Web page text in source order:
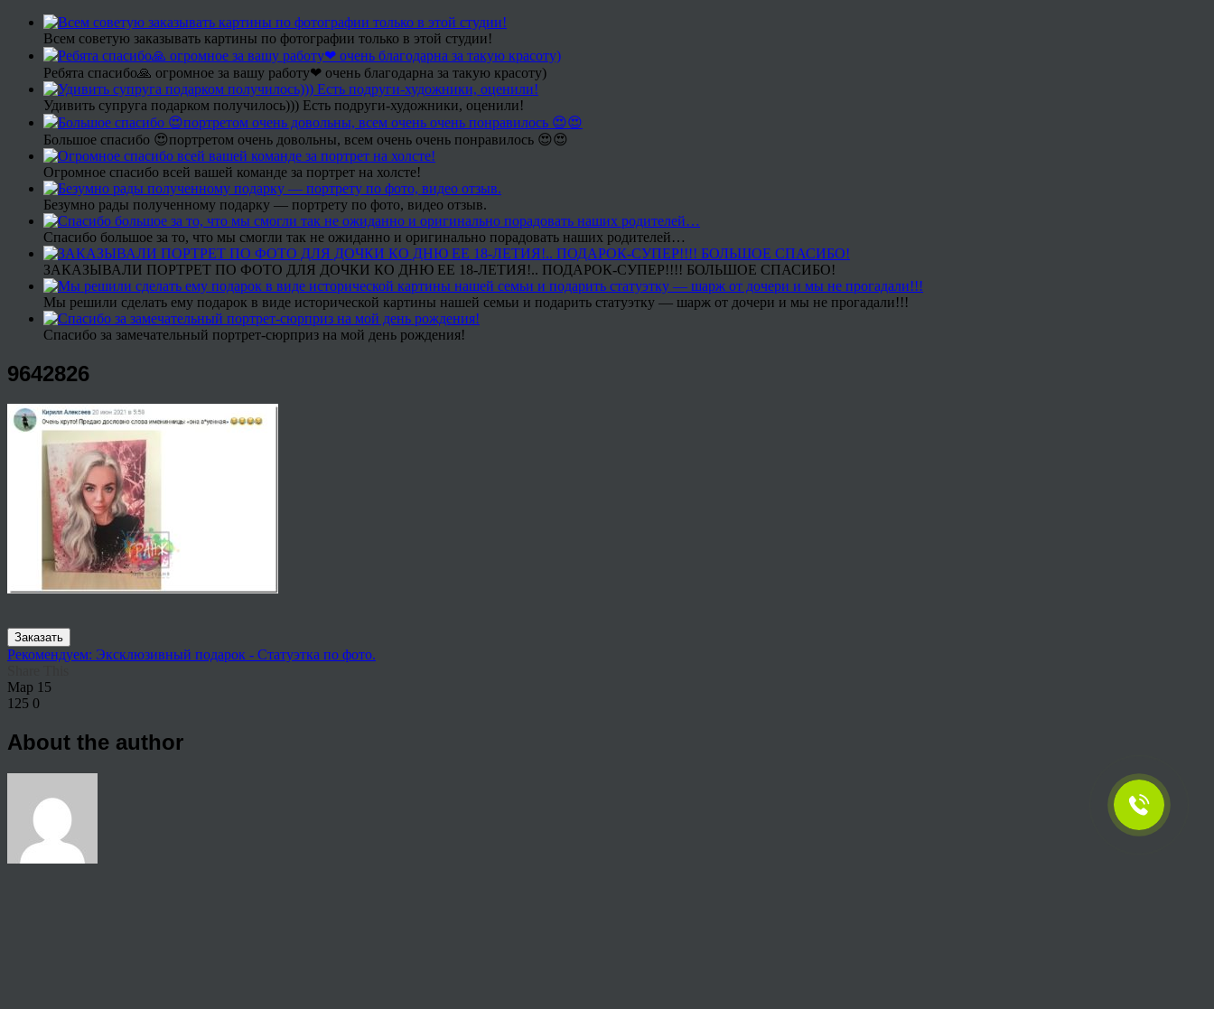
Всем советую заказывать картины по фотографии только в этой студии!
Ребята спасибо🙏 огромное за вашу работу❤ очень благодарна за такую красоту)
Удивить супруга подарком получилось))) Есть подруги-художники, оценили!
Большое спасибо 😍портретом очень довольны, всем очень очень понравилось 😍😍
Огромное спасибо всей вашей команде за портрет на холсте!
Безумно рады полученному подарку — портрету по фото, видео отзыв.
Спасибо большое за то, что мы смогли так не ожиданно и оригинально порадовать наших родителей…
ЗАКАЗЫВАЛИ ПОРТРЕТ ПО ФОТО ДЛЯ ДОЧКИ КО ДНЮ ЕЕ 18-ЛЕТИЯ!.. ПОДАРОК-СУПЕР!!!! БОЛЬШОЕ СПАСИБО!
Мы решили сделать ему подарок в виде исторической картины нашей семьи и подарить статуэтку — шарж от дочери и мы не прогадали!!!
Спасибо за замечательный портрет-сюрприз на мой день рождения!
9642826
Заказать
Рекомендуем: Эксклюзивный подарок - Статуэтка по фото.
Мар 15
125 0
About the author